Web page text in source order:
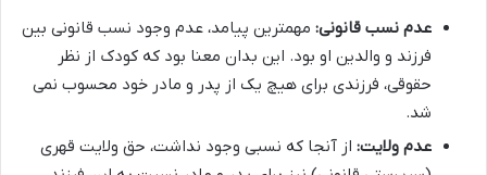
عدم نسب قانونی: مهمترین پیامد، عدم وجود نسب قانونی بین
فرزند و والدین او بود. این بدان معنا بود که کودک از نظر
حقوقی، فرزندی برای هیچ یک از پدر و مادر خود محسوب نمی
شد.
عدم ولایت: از آنجا که نسبی وجود نداشت، حق ولایت قهری